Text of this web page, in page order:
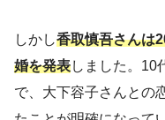
しかし香取慎吾さんは
婚を発表しました。10
で、大下容子さんとの